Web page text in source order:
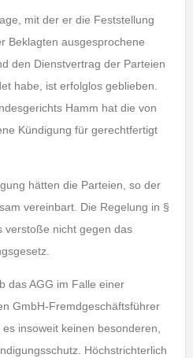
mit der er die Feststellung
Beklagten ausgesprochene
den Dienstvertrag der Parteien
habe, ist erfolglos geblieben.
Hamm hat die von
Kündigung für gerechtfertigt
hätten die Parteien, so der
vereinbart. Die Regelung in §
verstoße nicht gegen das
das AGG im Falle einer
GmbH-Fremdgeschäftsführer
insoweit keinen besonderen,
Höchstrichterlich